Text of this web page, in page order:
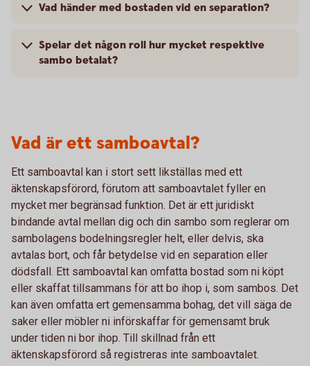
Vad händer med bostaden vid en separation?
Spelar det någon roll hur mycket respektive
sambo betalat?
Vad är ett samboavtal?
Ett samboavtal kan i stort sett likställas med ett
äktenskapsförord, förutom att samboavtalet fyller en
mycket mer begränsad funktion. Det är ett juridiskt
bindande avtal mellan dig och din sambo som reglerar om
sambolagens bodelningsregler helt, eller delvis, ska
avtalas bort, och får betydelse vid en separation eller
dödsfall. Ett samboavtal kan omfatta bostad som ni köpt
eller skaffat tillsammans för att bo ihop i, som sambos. Det
kan även omfatta ert gemensamma bohag, det vill säga de
saker eller möbler ni införskaffar för gemensamt bruk
under tiden ni bor ihop. Till skillnad från ett
äktenskapsförord så registreras inte samboavtalet.